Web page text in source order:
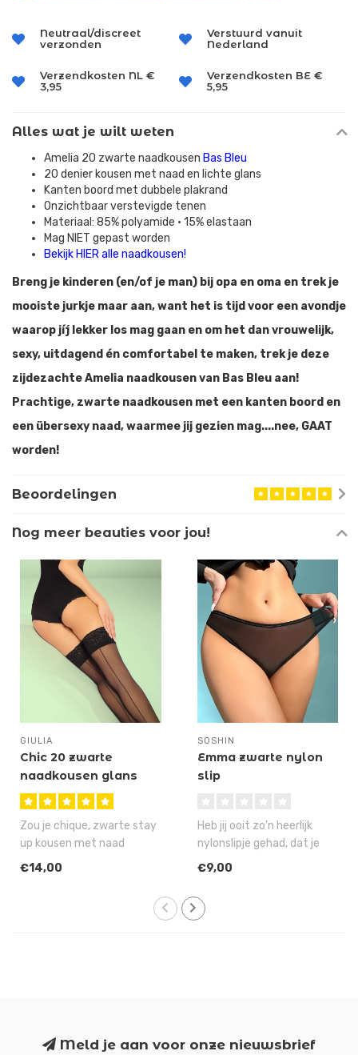
Neutraal/discreet
verzonden
Verstuurd vanuit
Nederland
Verzendkosten NL €
3,95
Verzendkosten BE €
5,95
Alles wat je wilt weten
Amelia 20 zwarte naadkousen Bas Bleu
20 denier kousen met naad en lichte glans
Kanten boord met dubbele plakrand
Onzichtbaar verstevigde tenen
Materiaal: 85% polyamide • 15% elastaan
Mag NIET gepast worden
Bekijk HIER alle naadkousen!
Breng je kinderen (en/of je man) bij opa en oma en trek je
mooiste jurkje maar aan, want het is tijd voor een avondje
waarop jíj lekker los mag gaan en om het dan vrouwelijk,
sexy, uitdagend én comfortabel te maken, trek je deze
zijdezachte Amelia naadkousen van Bas Bleu aan!
Prachtige, zwarte naadkousen met een kanten boord en
een übersexy naad, waarmee jij gezien mag....nee, GAAT
worden!
Beoordelingen
Nog meer beauties voor jou!
GIULIA
Chic 20 zwarte
naadkousen glans
Zou je chique, zwarte stay
up kousen met naad
kunnen kopen, die er
€14,00
SOSHIN
Emma zwarte nylon
slip
Heb jij ooit zo'n heerlijk
nylonslipje gehad, dat je
haar elke dag wel zou wille..
€9,00
Meld je aan voor onze nieuwsbrief